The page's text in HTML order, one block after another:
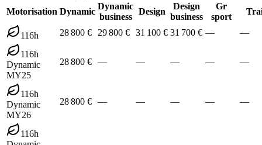
Motorisation Dynamic
Dynamic
business
Design
Design
business
Gr
sport
116h 28 800 € 29 800 € 31 100 € 31 700 € — —
116h
Dynamic
MY25
28 800 € — — — — —
116h
Dynamic
MY26
28 800 € — — — — —
116h